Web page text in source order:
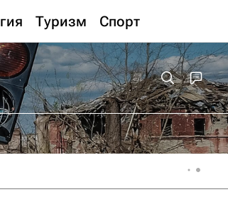
Туризм Спорт